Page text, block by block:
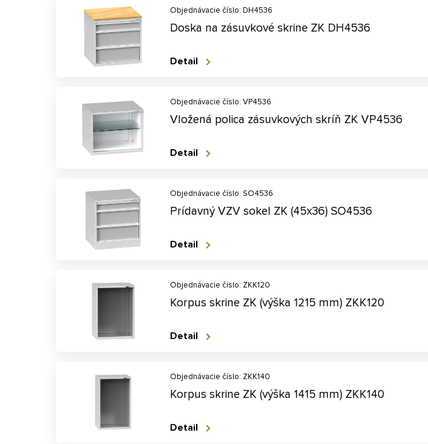
Objednávacie číslo: DH4536
Doska na zásuvkové skrine ZK DH4536
Detail
Objednávacie číslo: VP4536
Vložená polica zásuvkových skríň ZK VP4536
Detail
Objednávacie číslo: SO4536
Prídavný VZV sokel ZK (45x36) SO4536
Detail
Objednávacie číslo: ZKK120
Korpus skrine ZK (výška 1215 mm) ZKK120
Detail
Objednávacie číslo: ZKK140
Korpus skrine ZK (výška 1415 mm) ZKK140
Detail